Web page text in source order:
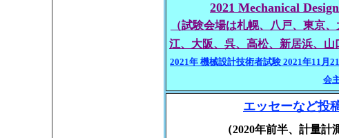
2021 Mechanical
（試験会場は札幌、八戸、東京
江、大阪、呉、高松、新居浜、山
2021年 機械設計技術者試験 2021年11月
会
エッセーなど投
（2020年前半、計量計